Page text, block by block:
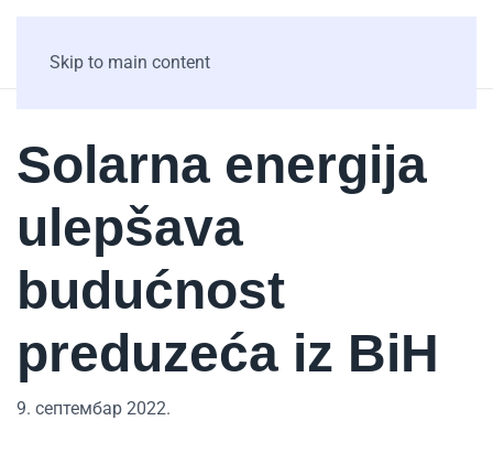
Skip to main content
Solarna energija
ulepšava
budućnost
preduzeća iz BiH
9. септембар 2022.